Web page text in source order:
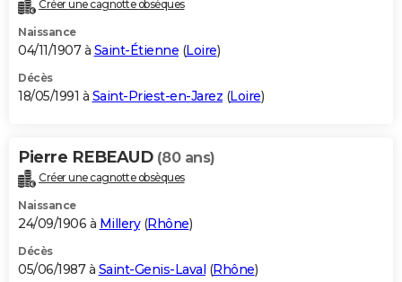
Créer une cagnotte obsèques
Naissance
04/11/1907 à Saint-Étienne (Loire)
Décès
18/05/1991 à Saint-Priest-en-Jarez (Loire)
Pierre REBEAUD (80 ans)
Créer une cagnotte obsèques
Naissance
24/09/1906 à Millery(Rhône)
Décès
05/06/1987 à Saint-Genis-Laval (Rhône)